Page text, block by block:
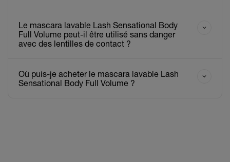
Le mascara lavable Lash Sensational Body
Full Volume peut-il être utilisé sans danger
avec des lentilles de contact ?
Où puis-je acheter le mascara lavable Lash
Sensational Body Full Volume ?